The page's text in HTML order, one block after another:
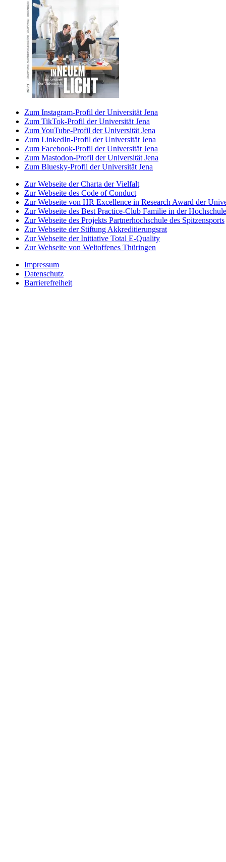
Zum Instagram-Profil der Universität Jena
Zum TikTok-Profil der Universität Jena
Zum YouTube-Profil der Universität Jena
Zum LinkedIn-Profil der Universität Jena
Zum Facebook-Profil der Universität Jena
Zum Mastodon-Profil der Universität Jena
Zum Bluesky-Profil der Universität Jena
Zur Webseite der Charta der Vielfalt
Zur Webseite des Code of Conduct
Zur Webseite von HR Excellence in Research Award der
Zur Webseite des Best Practice-Club Familie in der Hochschule
Zur Webseite des Projekts Partnerhochschule des Spitzensports
Zur Webseite der Stiftung Akkreditierungsrat
Zur Webseite der Initiative Total E-Quality
Zur Webseite von Weltoffenes Thüringen
Impressum
Datenschutz
Barrierefreiheit